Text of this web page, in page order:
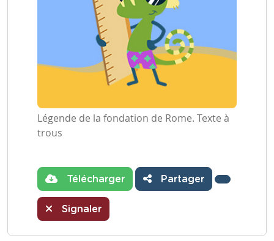
Légende de la fondation de Rome. Texte à
trous
Télécharger Partager
Signaler